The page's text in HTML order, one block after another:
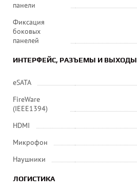
панели
Фиксация
боковых
панелей
ИНТЕРФЕЙС, РАЗЪЕМЫ И ВЫХОДЫ
eSATA
FireWare
(IEEE1394)
HDMI
Микрофон
Наушники
ЛОГИСТИКА